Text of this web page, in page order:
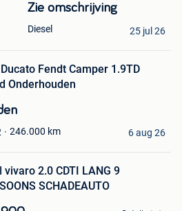
Zie omschrijving
Diesel 25 jul 26
Fendt Camper 1.9TD
Onderhouden
246.000 km 6 aug 26
vivaro 2.0 CDTI LANG 9
SCHADEAUTO